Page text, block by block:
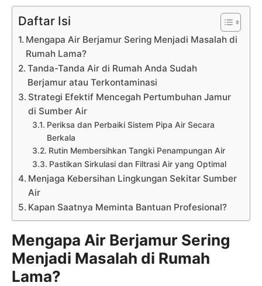
Daftar Isi
Mengapa Air Berjamur Sering Menjadi Masalah di
Rumah Lama?
Tanda-Tanda Air di Rumah Anda Sudah
Berjamur atau Terkontaminasi
Strategi Efektif Mencegah Pertumbuhan Jamur
di Sumber Air
Periksa dan Perbaiki Sistem Pipa Air Secara
Berkala
Rutin Membersihkan Tangki Penampungan Air
Pastikan Sirkulasi dan Filtrasi Air yang Optimal
Menjaga Kebersihan Lingkungan Sekitar Sumber
Air
Kapan Saatnya Meminta Bantuan Profesional?
Mengapa Air Berjamur Sering
Menjadi Masalah di Rumah
Lama?